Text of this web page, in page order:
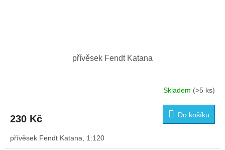
přívěsek Fendt Katana
Skladem (>5 ks)
230 Kč Do košíku
přívěsek Fendt Katana, 1:120